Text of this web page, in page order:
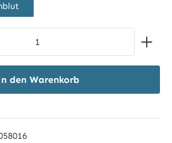
den gewünschten Wert ein
den Warenkorb